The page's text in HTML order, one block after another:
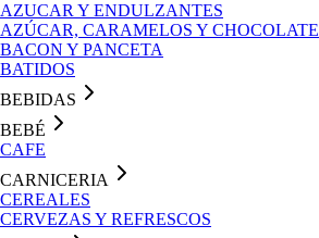
AZUCAR Y ENDULZANTES
AZÚCAR, CARAMELOS Y CHOCOLATE
BACON Y PANCETA
BATIDOS
BEBIDAS
BEBÉ
CAFE
CARNICERIA
CEREALES
CERVEZAS Y REFRESCOS